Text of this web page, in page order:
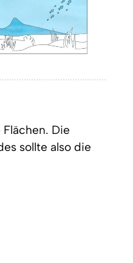
Die
sollte also die